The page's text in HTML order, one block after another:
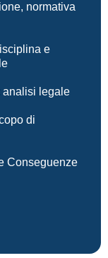
normativa
e
analisi legale
di
Conseguenze